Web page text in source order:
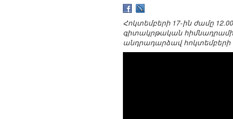
Հոկտեմբերի 17-ին ժամը
գիտակրթական
անդրադարձավ